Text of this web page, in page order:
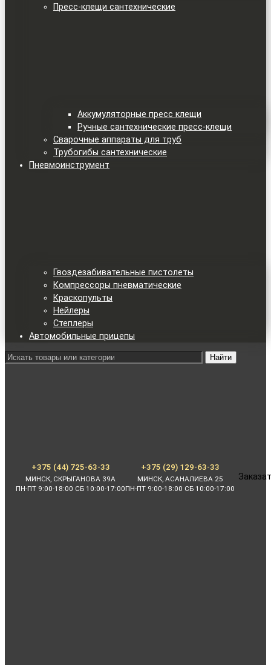
Пресс-клещи сантехнические
Аккумуляторные пресс клещи
Ручные сантехнические пресс-клещи
Сварочные аппараты для труб
Трубогибы сантехнические
Пневмоинструмент
Гвоздезабивательные пистолеты
Компрессоры пневматические
Краскопульты
Нейлеры
Степлеры
Автомобильные прицепы
Найти
+375 (44) 725-63-33
МИНСК, СКРЫГАНОВА 39А
ПН-ПТ 9:00-18:00 СБ 10:00-17:00
+375 (29) 129-63-33
МИНСК, АСАНАЛИЕВА 25
ПН-ПТ 9:00-18:00 СБ 10:00-17:00